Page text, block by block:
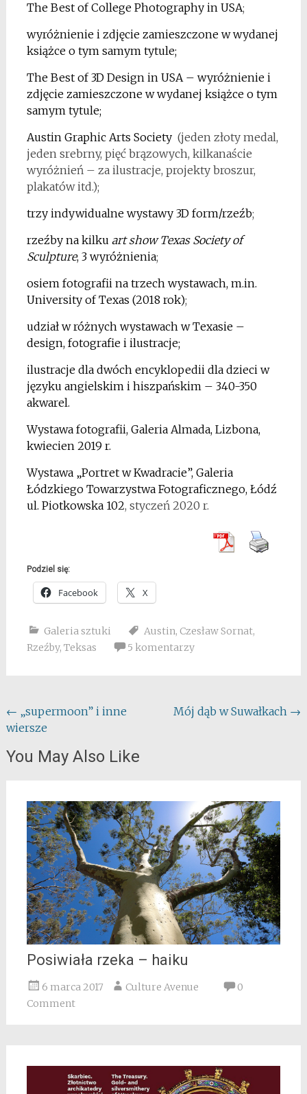
The Best of College Photography in USA;
wyróżnienie i zdjęcie zamieszczone w wydanej
książce o tym samym tytule;
The Best of 3D Design in USA – wyróżnienie i
zdjęcie zamieszczone w wydanej książce o tym
samym tytule;
Austin Graphic Arts Society(jeden złoty medal,
jeden srebrny, pięć brązowych, kilkanaście
wyróżnień – za ilustracje, projekty broszur,
plakatów itd.);
trzy indywidualne wystawy 3D form/rzeźb;
rzeźby na kilku art show Texas Society of
Sculpture, 3 wyróżnienia;
osiem fotografii na trzech wystawach, m.in.
University of Texas (2018 rok);
udział w różnych wystawach w Texasie –
design, fotografie i ilustracje;
ilustracje dla dwóch encyklopedii dla dzieci w
języku angielskim i hiszpańskim – 340-350
akwarel.
Wystawa fotografii, Galeria Almada, Lizbona,
kwiecien 2019 r.
Wystawa „Portret w Kwadracie”, Galeria
Łódzkiego Towarzystwa Fotograficznego, Łódź
ul. Piotkowska 102, styczeń 2020 r.
Podziel się:
Facebook X
Galeria sztuki Austin, Czesław Sornat,
Rzeźby, Teksas 5 komentarzy
Post
navigation
← „supermoon” i inne
wiersze
Mój dąb w Suwałkach →
You May Also Like
Posiwiała rzeka – haiku
6 marca 2017 Culture Avenue
0
Comment